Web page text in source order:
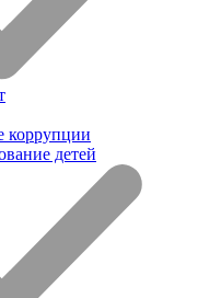
коррупции
детей